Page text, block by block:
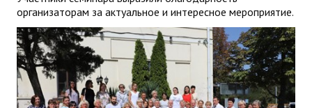
организаторам за актуальное и интересное мероприятие.